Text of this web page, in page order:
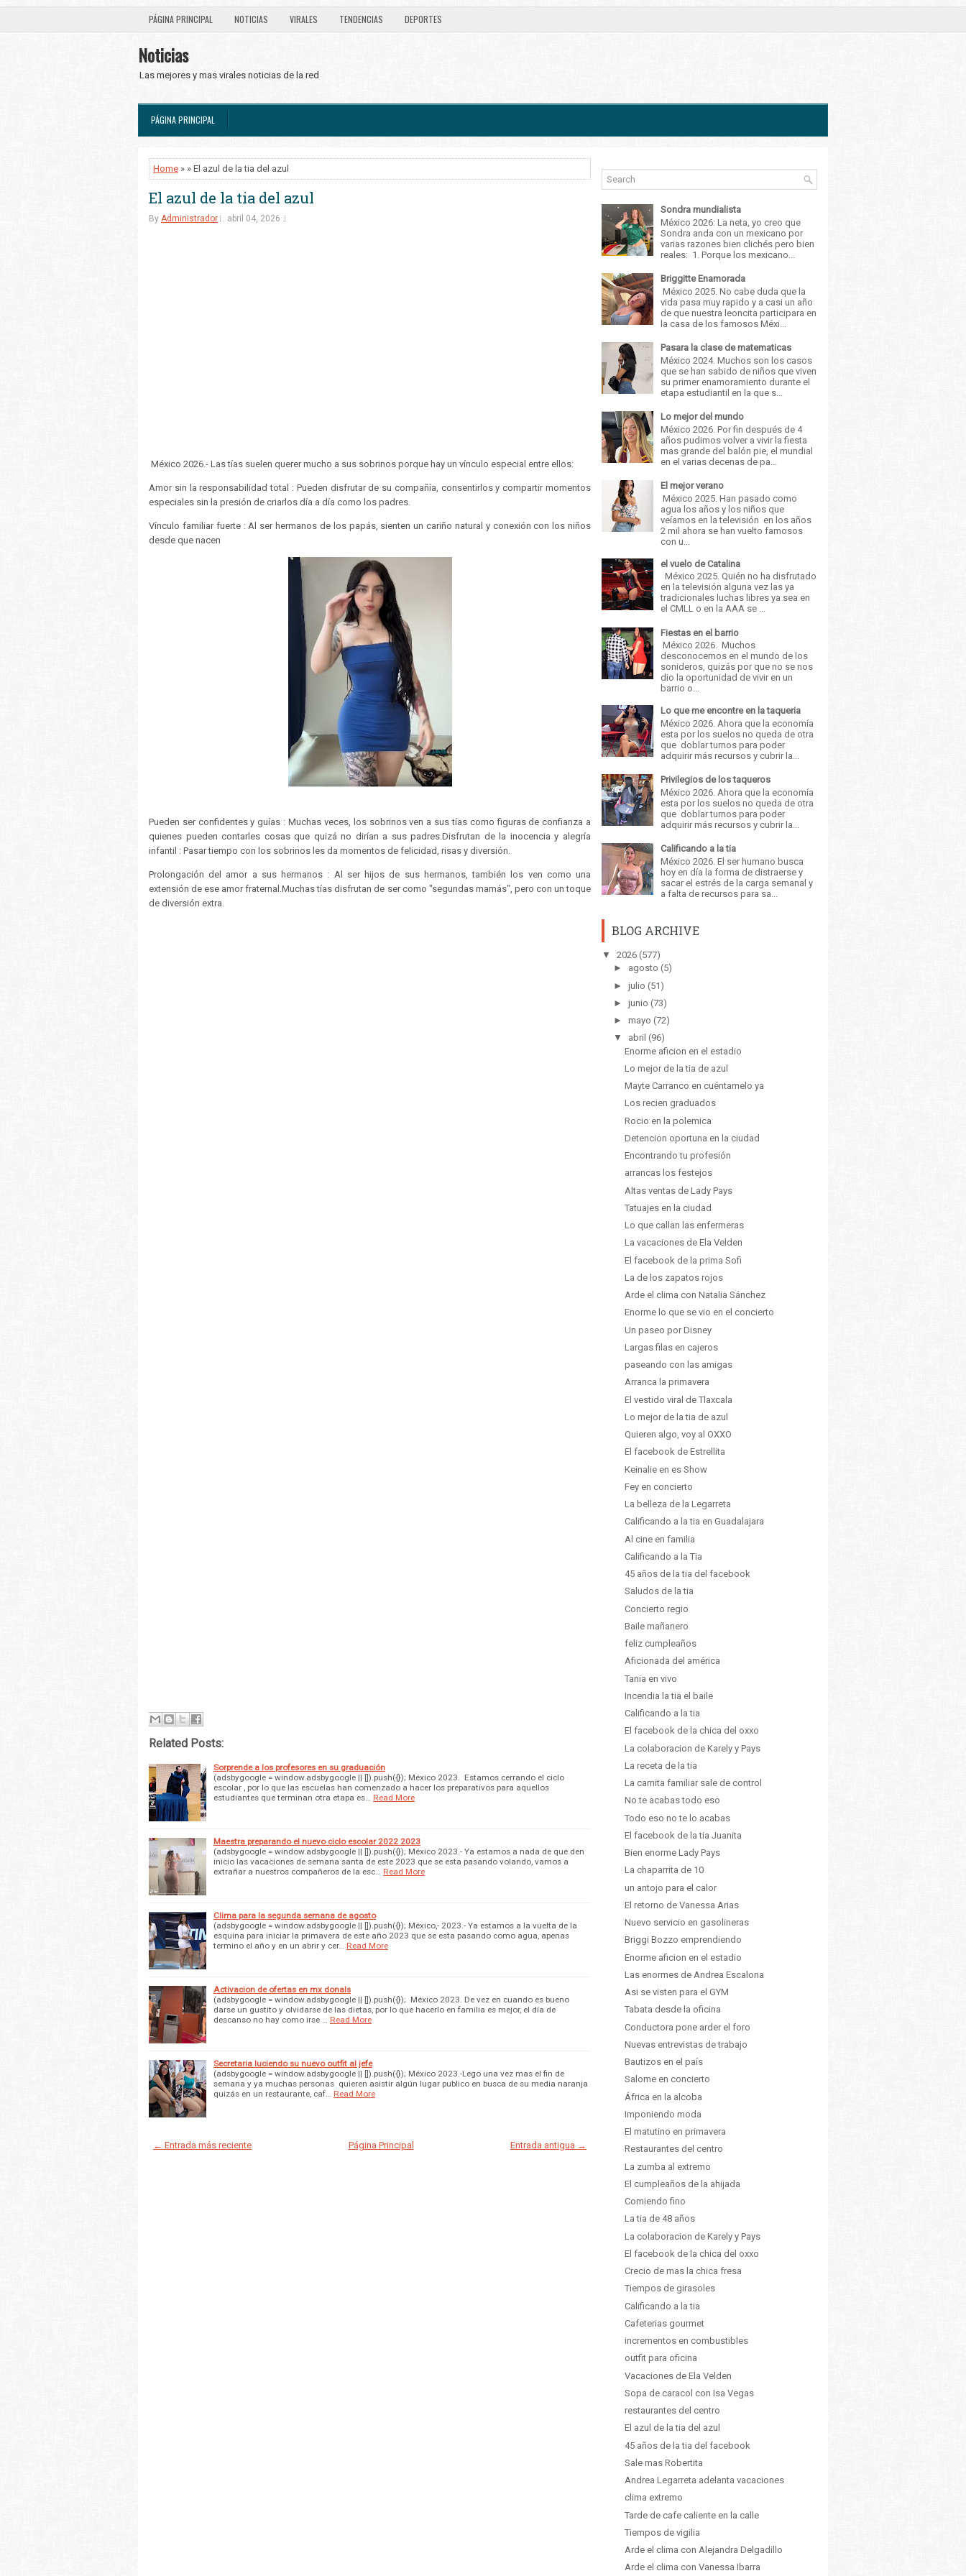
PÁGINA PRINCIPAL NOTICIAS VIRALES TENDENCIAS DEPORTES
Noticias
Las mejores y mas virales noticias de la red
PÁGINA PRINCIPAL
Home » » El azul de la tia del azul
El azul de la tia del azul
By Administrador abril 04, 2026
México 2026.- Las tías suelen querer mucho a sus sobrinos porque hay un vínculo especial entre ellos:
Amor sin la responsabilidad total : Pueden disfrutar de su compañía, consentirlos y compartir momentos
especiales sin la presión de criarlos día a día como los padres.
Vínculo familiar fuerte : Al ser hermanos de los papás, sienten un cariño natural y conexión con los niños
desde que nacen
Pueden ser confidentes y guías : Muchas veces, los sobrinos ven a sus tías como figuras de confianza a
quienes pueden contarles cosas que quizá no dirían a sus padres.Disfrutan de la inocencia y alegría
infantil : Pasar tiempo con los sobrinos les da momentos de felicidad, risas y diversión.
Prolongación del amor a sus hermanos : Al ser hijos de sus hermanos, también los ven como una
extensión de ese amor fraternal.Muchas tías disfrutan de ser como "segundas mamás", pero con un toque
de diversión extra.
Related Posts:
Sorprende a los profesores en su graduación
(adsbygoogle = window.adsbygoogle || []).push({}); México 2023. Estamos cerrando el ciclo
escolar , por lo que las escuelas han comenzado a hacer los preparativos para aquellos
estudiantes que terminan otra etapa es…
Read More
Maestra preparando el nuevo ciclo escolar 2022 2023
(adsbygoogle = window.adsbygoogle || []).push({}); México 2023.- Ya estamos a nada de que den
inicio las vacaciones de semana santa de este 2023 que se esta pasando volando, vamos a
extrañar a nuestros compañeros de la esc…
Read More
Clima para la segunda semana de agosto
(adsbygoogle = window.adsbygoogle || []).push({}); México,- 2023.- Ya estamos a la vuelta de la
esquina para iniciar la primavera de este año 2023 que se esta pasando como agua, apenas
termino el año y en un abrir y cer…
Read More
Activacion de ofertas en mx donals
(adsbygoogle = window.adsbygoogle || []).push({}); México 2023. De vez en cuando es bueno
darse un gustito y olvidarse de las dietas, por lo que hacerlo en familia es mejor, el día de
descanso no hay como irse …
Read More
Secretaria luciendo su nuevo outfit al jefe
(adsbygoogle = window.adsbygoogle || []).push({}); México 2023.-Lego una vez mas el fin de
semana y ya muchas personas quieren asistir algún lugar publico en busca de su media naranja
quizás en un restaurante, caf…
Read More
← Entrada más reciente Entrada antigua →
Página Principal
Sondra mundialista
México 2026: La neta, yo creo que
Sondra anda con un mexicano por
varias razones bien clichés pero bien
reales: 1. Porque los mexicano...
Briggitte Enamorada
México 2025. No cabe duda que la
vida pasa muy rapido y a casi un año
de que nuestra leoncita participara en
la casa de los famosos Méxi...
Pasara la clase de matematicas
México 2024. Muchos son los casos
que se han sabido de niños que viven
su primer enamoramiento durante el
etapa estudiantil en la que s...
Lo mejor del mundo
México 2026. Por fin después de 4
años pudimos volver a vivir la fiesta
mas grande del balón pie, el mundial
en el varias decenas de pa...
El mejor verano
México 2025. Han pasado como
agua los años y los niños que
veíamos en la televisión en los años
2 mil ahora se han vuelto famosos
con u...
el vuelo de Catalina
México 2025. Quién no ha disfrutado
en la televisión alguna vez las ya
tradicionales luchas libres ya sea en
el CMLL o en la AAA se ...
Fiestas en el barrio
México 2026. Muchos
desconocemos en el mundo de los
sonideros, quizás por que no se nos
dio la oportunidad de vivir en un
barrio o...
Lo que me encontre en la taqueria
México 2026. Ahora que la economía
esta por los suelos no queda de otra
que doblar turnos para poder
adquirir más recursos y cubrir la...
Privilegios de los taqueros
México 2026. Ahora que la economía
esta por los suelos no queda de otra
que doblar turnos para poder
adquirir más recursos y cubrir la...
Calificando a la tia
México 2026. El ser humano busca
hoy en día la forma de distraerse y
sacar el estrés de la carga semanal y
a falta de recursos para sa...
BLOG ARCHIVE
▼ 2026 (577)
► agosto (5)
► julio (51)
► junio (73)
► mayo (72)
▼
abril (96)
Enorme aficion en el estadio
Lo mejor de la tia de azul
Mayte Carranco en cuéntamelo ya
Los recien graduados
Rocio en la polemica
Detencion oportuna en la ciudad
Encontrando tu profesión
arrancas los festejos
Altas ventas de Lady Pays
Tatuajes en la ciudad
Lo que callan las enfermeras
La vacaciones de Ela Velden
El facebook de la prima Sofi
La de los zapatos rojos
Arde el clima con Natalia Sánchez
Enorme lo que se vio en el concierto
Un paseo por Disney
Largas filas en cajeros
paseando con las amigas
Arranca la primavera
El vestido viral de Tlaxcala
Lo mejor de la tia de azul
Quieren algo, voy al OXXO
El facebook de Estrellita
Keinalie en es Show
Fey en concierto
La belleza de la Legarreta
Calificando a la tia en Guadalajara
Al cine en familia
Calificando a la Tia
45 años de la tia del facebook
Saludos de la tia
Concierto regio
Baile mañanero
feliz cumpleaños
Aficionada del américa
Tania en vivo
Incendia la tia el baile
Calificando a la tia
El facebook de la chica del oxxo
La colaboracion de Karely y Pays
La receta de la tia
La carnita familiar sale de control
No te acabas todo eso
Todo eso no te lo acabas
El facebook de la tia Juanita
Bien enorme Lady Pays
La chaparrita de 10
un antojo para el calor
El retorno de Vanessa Arias
Nuevo servicio en gasolineras
Briggi Bozzo emprendiendo
Enorme aficion en el estadio
Las enormes de Andrea Escalona
Asi se visten para el GYM
Tabata desde la oficina
Conductora pone arder el foro
Nuevas entrevistas de trabajo
Bautizos en el país
Salome en concierto
África en la alcoba
Imponiendo moda
El matutino en primavera
Restaurantes del centro
La zumba al extremo
El cumpleaños de la ahijada
Comiendo fino
La tia de 48 años
La colaboracion de Karely y Pays
El facebook de la chica del oxxo
Crecio de mas la chica fresa
Tiempos de girasoles
Calificando a la tia
Cafeterias gourmet
incrementos en combustibles
outfit para oficina
Vacaciones de Ela Velden
Sopa de caracol con Isa Vegas
restaurantes del centro
El azul de la tia del azul
45 años de la tia del facebook
Sale mas Robertita
Andrea Legarreta adelanta vacaciones
clima extremo
Tarde de cafe caliente en la calle
Tiempos de vigilia
Arde el clima con Alejandra Delgadillo
Arde el clima con Vanessa Ibarra